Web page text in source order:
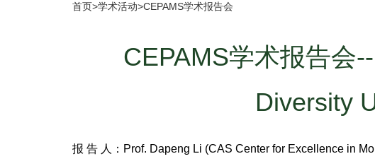
首页>学术活动>CEPAMS学术报告会
CEPAMS学术报告会
Diversity
报 告 人：Prof. Dapeng Li (CAS Center for Excellence in